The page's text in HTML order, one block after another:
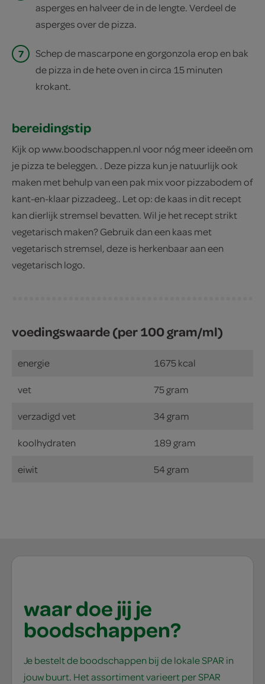
asperges en halveer de in de lengte. Verdeel de
asperges over de pizza.
7
Schep de mascarpone en gorgonzola erop en bak
de pizza in de hete oven in circa 15 minuten
krokant.
bereidingstip
Kijk op www.boodschappen.nl voor nóg meer ideeën om
je pizza te beleggen. . Deze pizza kun je natuurlijk ook
maken met behulp van een pak mix voor pizzabodem of
kant-en-klaar pizzadeeg.. Let op: de kaas in dit recept
kan dierlijk stremsel bevatten. Wil je het recept strikt
vegetarisch maken? Gebruik dan een kaas met
vegetarisch stremsel, deze is herkenbaar aan een
vegetarisch logo.
voedingswaarde (per 100 gram/ml)
energie 1675 kcal
vet 75 gram
verzadigd vet 34 gram
koolhydraten 189 gram
eiwit 54 gram
waar doe jij je
boodschappen?
Je bestelt de boodschappen bij de lokale SPAR in
jouw buurt. Het assortiment varieert per SPAR